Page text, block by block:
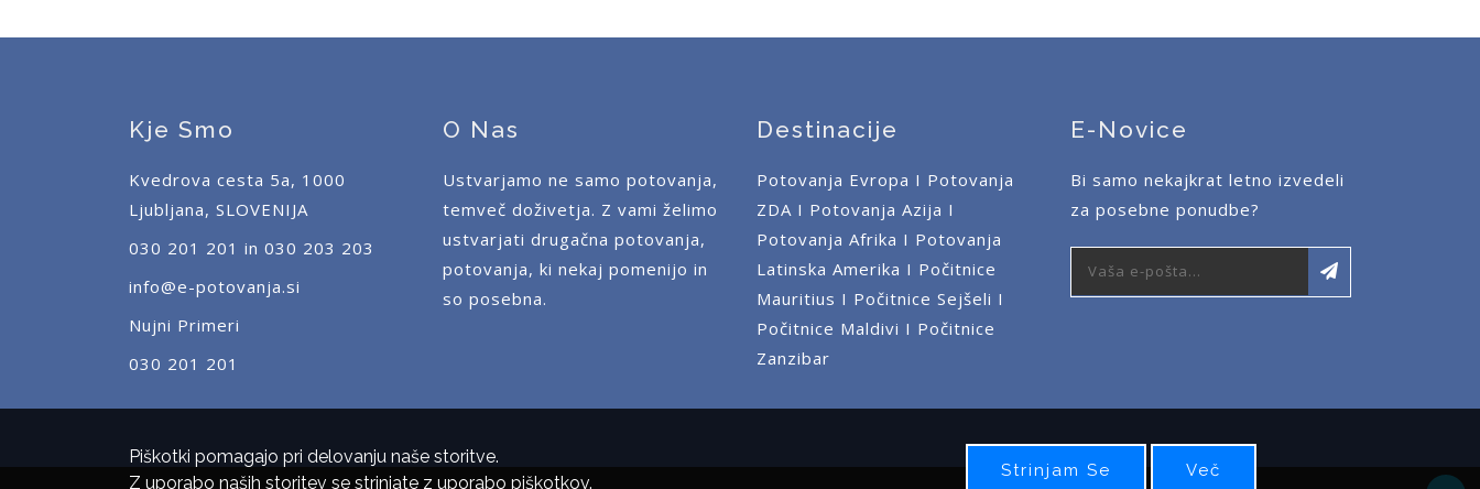
Piškotki pomagajo pri delovanju naše storitve.
Z uporabo naših storitev se strinjate z uporabo piškotkov.
Strinjam Se Več
Kje Smo
Kvedrova cesta 5a, 1000
Ljubljana, SLOVENIJA
030 201 201 in 030 203 203
info@e-potovanja.si
Nujni Primeri
030 201 201
O Nas
Ustvarjamo ne samo potovanja,
temveč doživetja. Z vami želimo
ustvarjati drugačna potovanja,
potovanja, ki nekaj pomenijo in
so posebna.
Destinacije
Potovanja Evropa I Potovanja
ZDA I Potovanja Azija I
Potovanja Afrika I Potovanja
Latinska Amerika I Počitnice
Mauritius I Počitnice Sejšeli I
Počitnice Maldivi I Počitnice
Zanzibar
E-Novice
Bi samo nekajkrat letno izvedeli
za posebne ponudbe?